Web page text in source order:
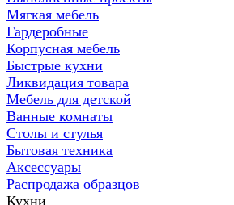
Мягкая мебель
Гардеробные
Корпусная мебель
Быстрые кухни
Ликвидация товара
Мебель для детской
Ванные комнаты
Столы и стулья
Бытовая техника
Аксессуары
Распродажа образцов
Кухни